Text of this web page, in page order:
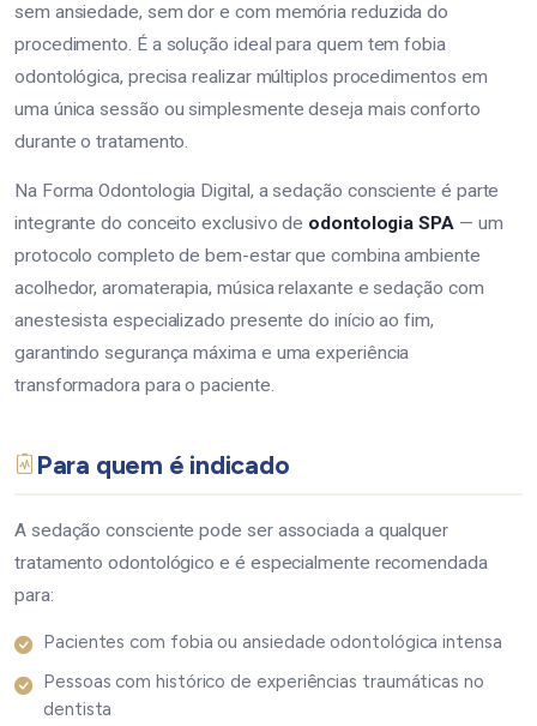
sem ansiedade, sem dor e com memória reduzida do
procedimento. É a solução ideal para quem tem fobia
odontológica, precisa realizar múltiplos procedimentos em
uma única sessão ou simplesmente deseja mais conforto
durante o tratamento.
Na Forma Odontologia Digital, a sedação consciente é parte
integrante do conceito exclusivo de odontologia SPA— um
protocolo completo de bem-estar que combina ambiente
acolhedor, aromaterapia, música relaxante e sedação com
anestesista especializado presente do início ao fim,
garantindo segurança máxima e uma experiência
transformadora para o paciente.
Para quem é indicado
A sedação consciente pode ser associada a qualquer
tratamento odontológico e é especialmente recomendada
para:
Pacientes com fobia ou ansiedade odontológica intensa
Pessoas com histórico de experiências traumáticas no
dentista